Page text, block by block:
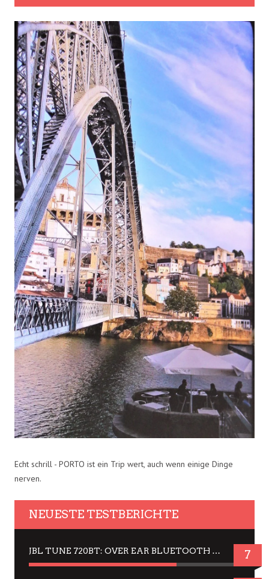
Echt schrill - PORTO ist ein Trip wert, auch wenn einige Dinge
nerven.
NEUESTE TESTBERICHTE
JBL TUNE 720BT: OVER EAR BLUETOOTH KOPFHÖRER UM DIE 50,-€ IM DAUER-TEST 7